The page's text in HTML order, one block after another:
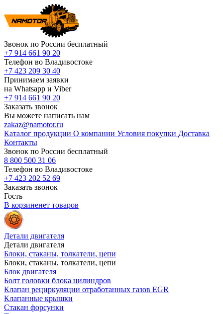
Звонок по России бесплатный
+7 914 661 90 20
Телефон во Владивостоке
+7 423 209 30 40
Принимаем заявки
на Whatsapp и Viber
+7 914 661 90 20
Заказать звонок
Вы можете написать нам
zakaz@namotor.ru
Каталог продукции О компании Условия покупки Доставка
Контакты
Звонок по России бесплатный
8 800 500 31 06
Телефон во Владивостоке
+7 423 202 52 69
Заказать звонок
Гость
В корзиненет товаров
Детали двигателя
Детали двигателя
Блоки, стаканы, толкатели, цепи
Блоки, стаканы, толкатели, цепи
Блок двигателя
Болт головки блока цилиндров
Клапан рециркуляции отработанных газов EGR
Клапанные крышки
Стакан форсунки